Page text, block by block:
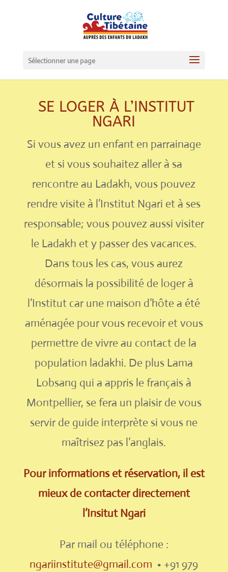
Sélectionner une page
SE LOGER À L’INSTITUT
NGARI
Si vous avez un enfant en parrainage
et si vous souhaitez aller à sa
rencontre au Ladakh, vous pouvez
rendre visite à l’Institut Ngari et à ses
responsable; vous pouvez aussi visiter
le Ladakh et y passer des vacances.
Dans tous les cas, vous aurez
désormais la possibilité de loger à
l’Institut car une maison d’hôte a été
aménagée pour vous recevoir et vous
permettre de vivre au contact de la
population ladakhi. De plus Lama
Lobsang qui a appris le français à
Montpellier, se fera un plaisir de vous
servir de guide interprète si vous ne
maîtrisez pas l’anglais.
Pour informations et réservation, il est
mieux de contacter directement
l’Insitut Ngari
Par mail ou téléphone :
ngariinstitute@gmail.com • +91 979